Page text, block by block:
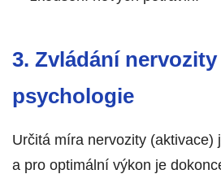
3. Zvládání nervozity
psychologie
Určitá míra nervozity (aktivace)
a pro optimální výkon je